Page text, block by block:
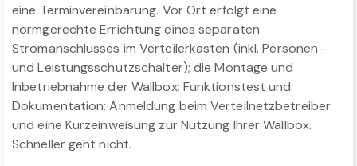
eine Terminvereinbarung. Vor Ort erfolgt eine
normgerechte Errichtung eines separaten
Stromanschlusses im Verteilerkasten (inkl. Personen-
und Leistungsschutzschalter); die Montage und
Inbetriebnahme der Wallbox; Funktionstest und
Dokumentation; Anmeldung beim Verteilnetzbetreiber
und eine Kurzeinweisung zur Nutzung Ihrer Wallbox.
Schneller geht nicht.